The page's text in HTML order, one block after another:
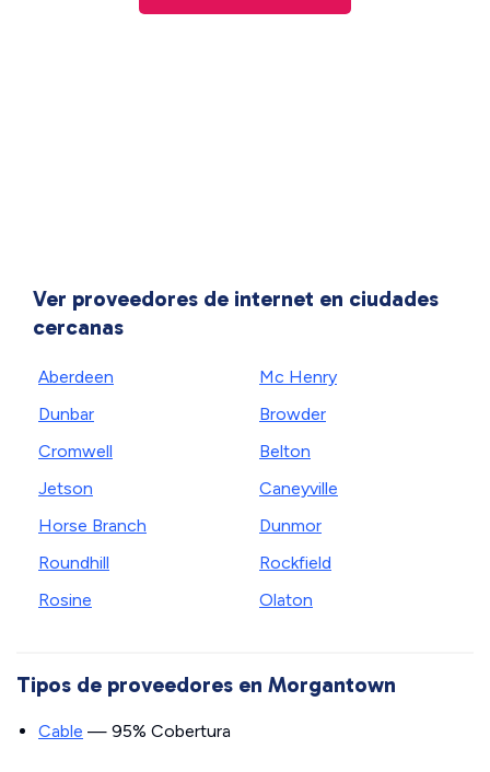
Ver proveedores de internet en ciudades
cercanas
Aberdeen
Dunbar
Cromwell
Jetson
Horse Branch
Roundhill
Rosine
Mc Henry
Browder
Belton
Caneyville
Dunmor
Rockfield
Olaton
Tipos de proveedores en Morgantown
Cable — 95% Cobertura